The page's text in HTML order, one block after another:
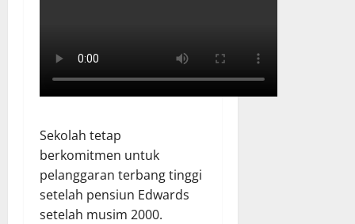
Sekolah tetap
berkomitmen untuk
pelanggaran terbang tinggi
setelah pensiun Edwards
setelah musim 2000.